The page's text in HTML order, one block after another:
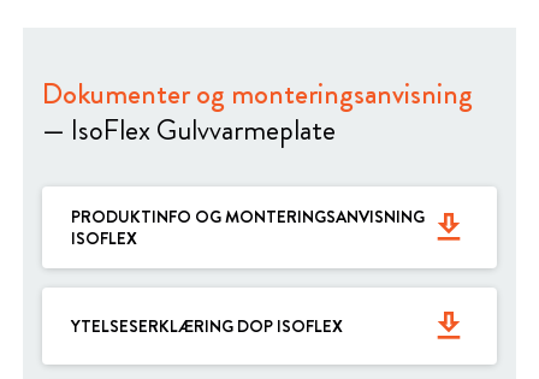
Dokumenter og monteringsanvisning
— IsoFlex Gulvvarmeplate
PRODUKTINFO OG MONTERINGSANVISNING
ISOFLEX
get_app
YTELSESERKLÆRING DOP ISOFLEX get_app